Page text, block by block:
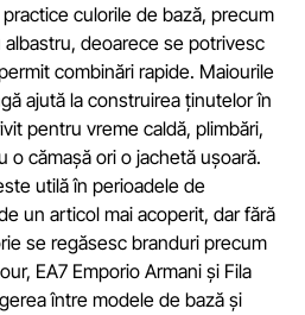
culorile de bază, precum
deoarece se potrivesc
combinări rapide. Maiourile
ajută la construirea ținutelor în
pentru vreme caldă, plimbări,
o cămașă ori o jachetă ușoară.
utilă în perioadele de
un articol mai acoperit, dar fără
se regăsesc branduri precum
EA7 Emporio Armani și Fila
între modele de bază și